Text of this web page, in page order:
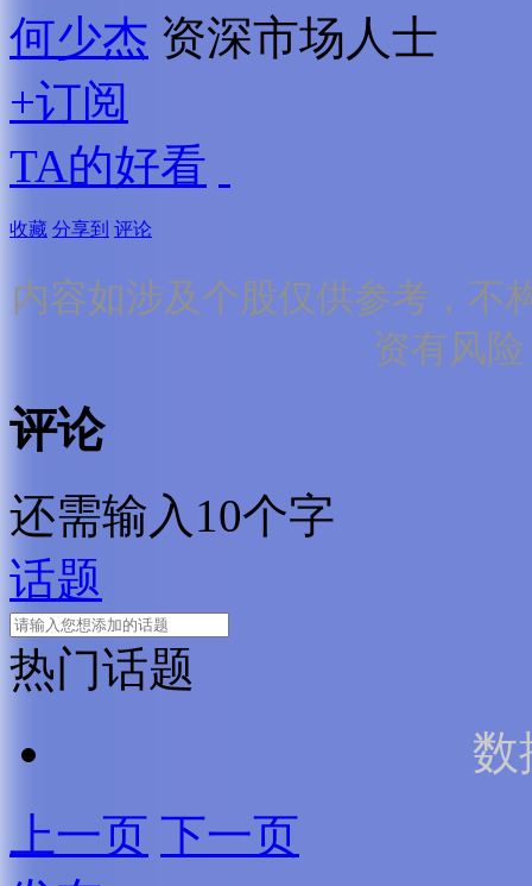
何少杰 资深市场人士
+订阅
TA的好看
收藏 分享到 评论
内容如涉及个股仅供参考，不
资有风
评论
还需输入10个字
话题
热门话题
数
上一页 下一页